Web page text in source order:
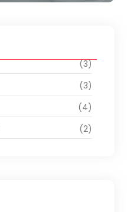
(3)
(3)
(4)
(2)